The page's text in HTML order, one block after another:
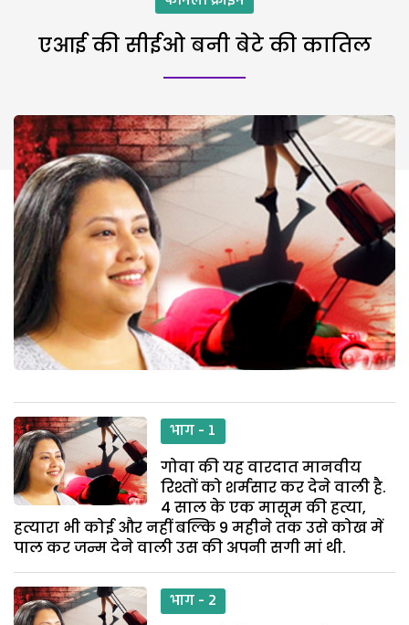
एआई की सीईओ बनी बेटे की कातिल
भाग - 1
गोवा की यह वारदात मानवीय
रिश्तों को शर्मसार कर देने वाली है.
4 साल के एक मासूम की हत्या,
हत्यारा भी कोई और नहीं बल्कि 9 महीने तक उसे कोख में
पाल कर जन्म देने वाली उस की अपनी सगी मां थी.
भाग - 2